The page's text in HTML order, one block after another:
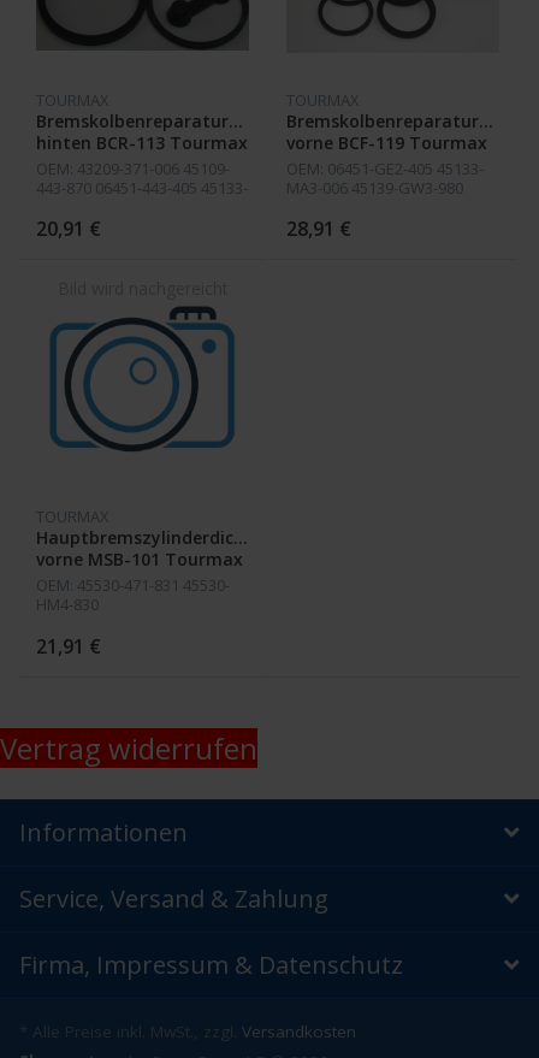
TOURMAX
Bremskolbenreparatursatz
hinten BCR-113 Tourmax
OEM: 43209-371-006 45109-
443-870 06451-443-405 45133-
43353-461-771 43353-MG9-
006 43132-KT7-761
20,91 €
TOURMAX
Bremskolbenreparatursatz
vorne BCF-119 Tourmax
OEM: 06451-GE2-405 45133-
MA3-006 45139-GW3-980
45132-GW3-980 43353-MG9-0
28,91 €
TOURMAX
Hauptbremszylinderdichtsatz
vorne MSB-101 Tourmax
OEM: 45530-471-831 45530-
HM4-830
21,91 €
Vertrag widerrufen
Informationen
Service, Versand & Zahlung
Firma, Impressum & Datenschutz
* Alle Preise inkl. MwSt., zzgl. Versandkosten